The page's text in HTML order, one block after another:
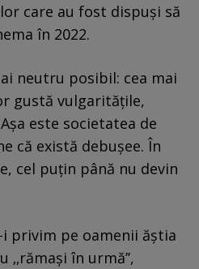
care au fost dispuși să
în 2022.
neutru posibil: cea mai
gustă vulgaritățile,
este societatea de
că există debușee. În
cel puțin până nu devin
privim pe oamenii ăștia
‚‚rămași în urmă’’,